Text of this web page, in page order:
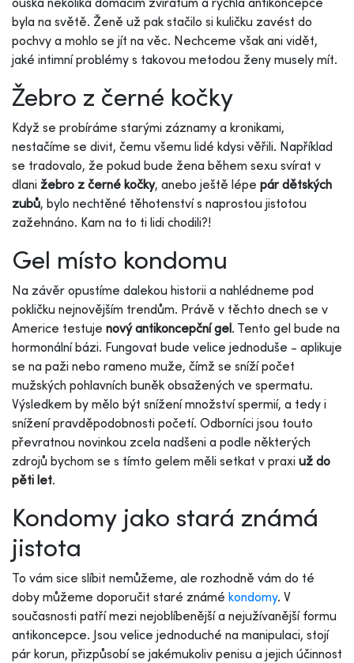
byla na světě. Ženě už pak stačilo si kuličku zavést do
pochvy a mohlo se jít na věc. Nechceme však ani vidět,
jaké intimní problémy s takovou metodou ženy musely mít.
Žebro z černé kočky
Když se probíráme starými záznamy a kronikami,
nestačíme se divit, čemu všemu lidé kdysi věřili. Například
se tradovalo, že pokud bude žena během sexu svírat v
dlani žebro z černé kočky, anebo ještě lépe pár dětských
zubů, bylo nechtěné těhotenství s naprostou jistotou
zažehnáno. Kam na to ti lidi chodili?!
Gel místo kondomu
Na závěr opustíme dalekou historii a nahlédneme pod
pokličku nejnovějším trendům. Právě v těchto dnech se v
Americe testuje nový antikoncepční gel. Tento gel bude na
hormonální bázi. Fungovat bude velice jednoduše - aplikuje
se na paži nebo rameno muže, čímž se sníží počet
mužských pohlavních buněk obsažených ve spermatu.
Výsledkem by mělo být snížení množství spermií, a tedy i
snížení pravděpodobnosti početí. Odborníci jsou touto
převratnou novinkou zcela nadšeni a podle některých
zdrojů bychom se s tímto gelem měli setkat v praxi už do
pěti let.
Kondomy jako stará známá
jistota
To vám sice slíbit nemůžeme, ale rozhodně vám do té
doby můžeme doporučit staré známé kondomy. V
současnosti patří mezi nejoblíbenější a nejužívanější formu
antikoncepce. Jsou velice jednoduché na manipulaci, stojí
pár korun, přizpůsobí se jakémukoliv penisu a jejich účinnost